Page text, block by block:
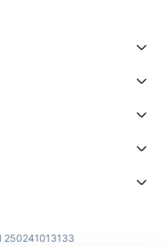
данных